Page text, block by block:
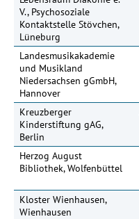
V., Psychosoziale
Kontaktstelle Stövchen,
Lüneburg
Landesmusikakademie
und Musikland
Niedersachsen gGmbH,
Hannover
Kreuzberger
Kinderstiftung gAG,
Berlin
Herzog August
Bibliothek, Wolfenbüttel
Kloster Wienhausen,
Wienhausen